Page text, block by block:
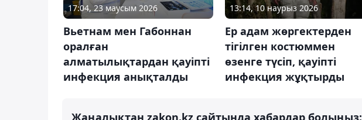
17:04, 23 маусым 2026
Вьетнам мен Габоннан
оралған
алматылықтардан қауіпті
инфекция анықталды
13:14, 10 наурыз 2026
Ер адам жөргектерден
тігілген костюммен
өзенге түсіп, қауіпті
инфекция жұқтырды
Жаңалықтан zakon.kz сайтында хабардар болыңыз: